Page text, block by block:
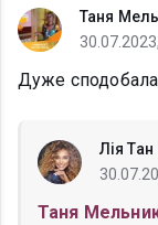
Таня
Дуже
Лія Тан
Таня